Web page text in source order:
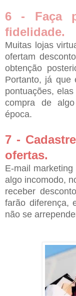
6 - Faça
fidelidade.
Muitas lojas
ofertam
obtenção
Portanto, já que
pontuações,
compra de
época.
7 -
ofertas.
E-mail
algo incomodo,
receber
farão diferença,
não se